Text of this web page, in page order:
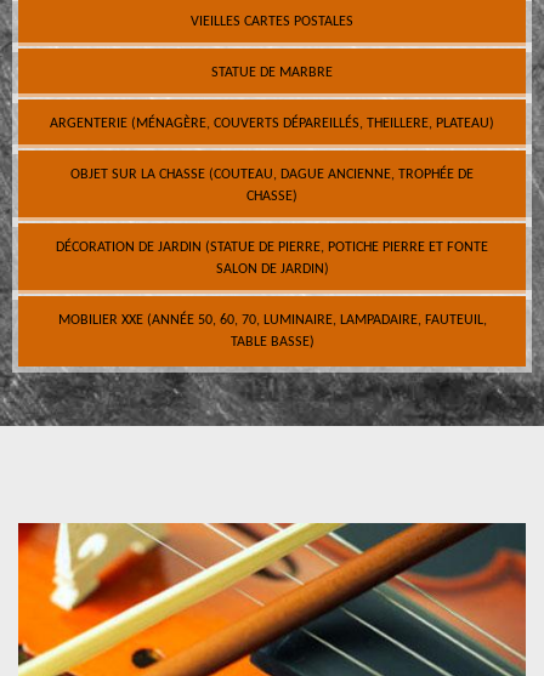
VIEILLES CARTES POSTALES
STATUE DE MARBRE
ARGENTERIE (MÉNAGÈRE, COUVERTS DÉPAREILLÉS, THEILLERE, PLATEAU)
OBJET SUR LA CHASSE (COUTEAU, DAGUE ANCIENNE, TROPHÉE DE
CHASSE)
DÉCORATION DE JARDIN (STATUE DE PIERRE, POTICHE PIERRE ET FONTE
SALON DE JARDIN)
MOBILIER XXE (ANNÉE 50, 60, 70, LUMINAIRE, LAMPADAIRE, FAUTEUIL,
TABLE BASSE)